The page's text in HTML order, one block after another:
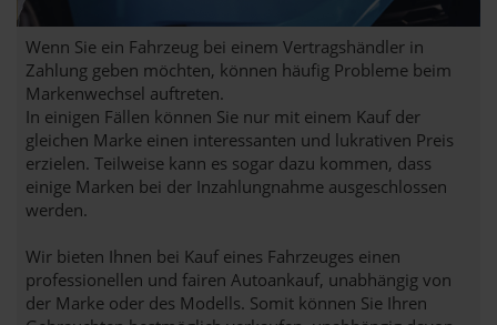
Wenn Sie ein Fahrzeug bei einem Vertragshändler in
Zahlung geben möchten, können häufig Probleme beim
Markenwechsel auftreten.
In einigen Fällen können Sie nur mit einem Kauf der
gleichen Marke einen interessanten und lukrativen Preis
erzielen. Teilweise kann es sogar dazu kommen, dass
einige Marken bei der Inzahlungnahme ausgeschlossen
werden.
Wir bieten Ihnen bei Kauf eines Fahrzeuges einen
professionellen und fairen Autoankauf, unabhängig von
der Marke oder des Modells. Somit können Sie Ihren